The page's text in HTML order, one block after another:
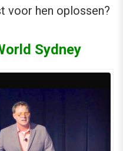
voor hen oplossen?
Sydney